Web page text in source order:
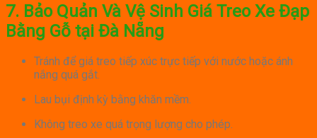
7. Bảo Quản Và Vệ Sinh Giá Treo Xe Đạp
Bằng Gỗ tại Đà Nẵng
Tránh để giá treo tiếp xúc trực tiếp với nước hoặc ánh
nắng quá gắt.
Lau bụi định kỳ bằng khăn mềm.
Không treo xe quá trọng lượng cho phép.